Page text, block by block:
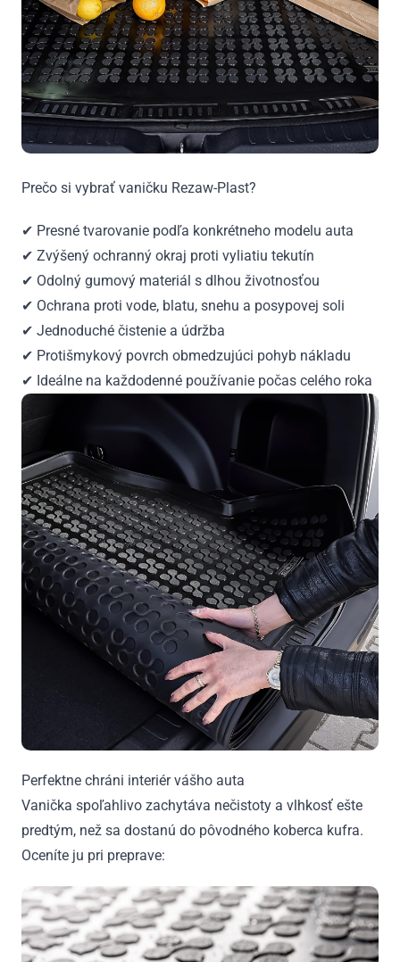
Prečo si vybrať vaničku Rezaw-Plast?
✔ Presné tvarovanie podľa konkrétneho modelu auta
✔ Zvýšený ochranný okraj proti vyliatiu tekutín
✔ Odolný gumový materiál s dlhou životnosťou
✔ Ochrana proti vode, blatu, snehu a posypovej soli
✔ Jednoduché čistenie a údržba
✔ Protišmykový povrch obmedzujúci pohyb nákladu
✔ Ideálne na každodenné používanie počas celého roka
Perfektne chráni interiér vášho auta
Vanička spoľahlivo zachytáva nečistoty a vlhkosť ešte
predtým, než sa dostanú do pôvodného koberca kufra.
Oceníte ju pri preprave: